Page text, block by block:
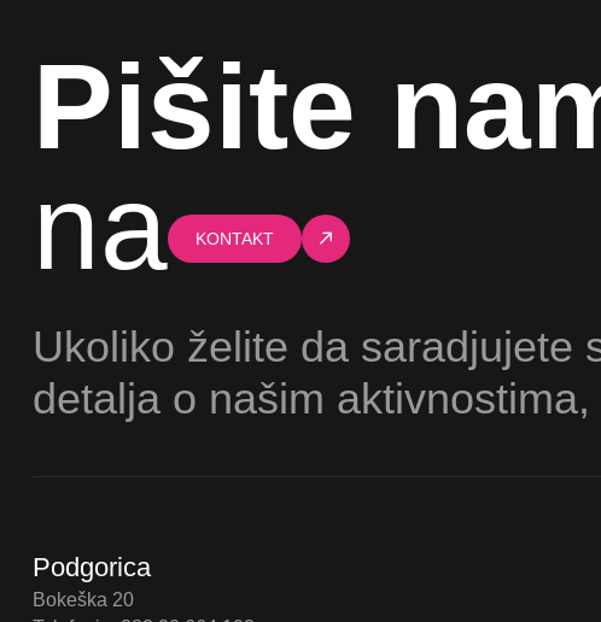
Pišite
na
KONTAKT
Ukoliko želite da saradjujete
detalja o našim
Podgorica
Bokeška 20